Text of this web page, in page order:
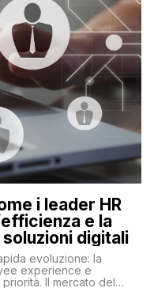
i leader HR
e la
digitali
evoluzione: la
experience e
Il mercato del